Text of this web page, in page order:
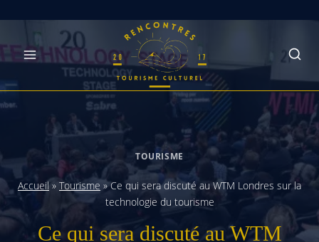
to
content
TOURISME
Accueil » Tourisme »Ce qui sera discuté au WTM Londres sur la
technologie du tourisme
Ce qui sera discuté au WTM